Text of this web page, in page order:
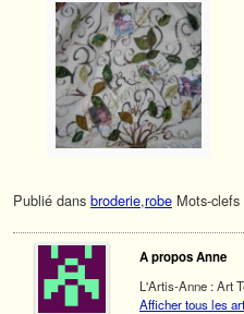
Publié dans broderie,robe Mots-clefs
A propos Anne
L'Artis-Anne : Art
Afficher tous les